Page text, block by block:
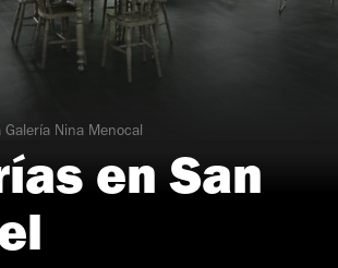
Nina Menocal
Galería Nina Menocal
en San